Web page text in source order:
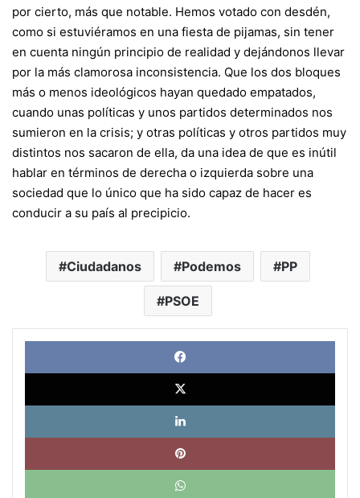
por cierto, más que notable. Hemos votado con desdén,
como si estuviéramos en una fiesta de pijamas, sin tener
en cuenta ningún principio de realidad y dejándonos llevar
por la más clamorosa inconsistencia. Que los dos bloques
más o menos ideológicos hayan quedado empatados,
cuando unas políticas y unos partidos determinados nos
sumieron en la crisis; y otras políticas y otros partidos muy
distintos nos sacaron de ella, da una idea de que es inútil
hablar en términos de derecha o izquierda sobre una
sociedad que lo único que ha sido capaz de hacer es
conducir a su país al precipicio.
Ciudadanos Podemos PP
PSOE
X